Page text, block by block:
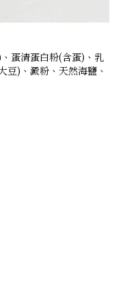
蛋清蛋白粉(含蛋)、乳
豆)、澱粉、天然海鹽、